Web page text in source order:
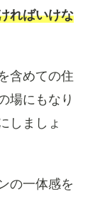
ればいけな
含めての住
場にもなり
しましょ
の一体感を